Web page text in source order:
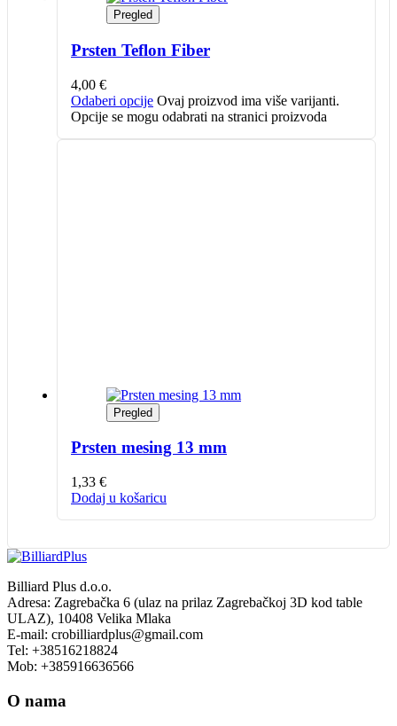
Pregled
Prsten Teflon Fiber
4,00 €
Odaberi opcije Ovaj proizvod ima više varijanti.
Opcije se mogu odabrati na stranici proizvoda
Pregled
Prsten mesing 13 mm
1,33 €
Dodaj u košaricu
Billiard Plus d.o.o.
Adresa: Zagrebačka 6 (ulaz na prilaz Zagrebačkoj 3D kod table
ULAZ), 10408 Velika Mlaka
E-mail: crobilliardplus@gmail.com
Tel: +38516218824
Mob: +385916636566
O nama